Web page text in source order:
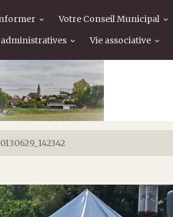
Votre Conseil Municipal
Vie associative